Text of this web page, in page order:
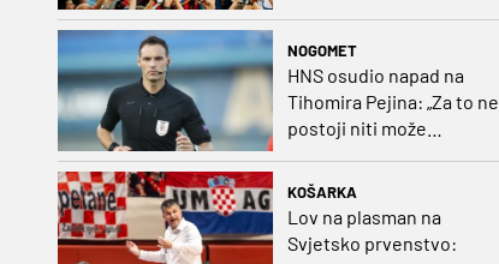
NOGOMET
HNS osudio napad na
Tihomira Pejina: „Za to ne
postoji niti može
KOŠARKA
Lov na plasman na
Svjetsko prvenstvo: